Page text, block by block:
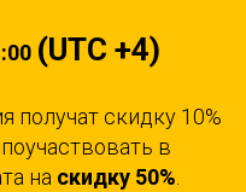
(UTC +4)
получат скидку 10%
в
на скидку 50%